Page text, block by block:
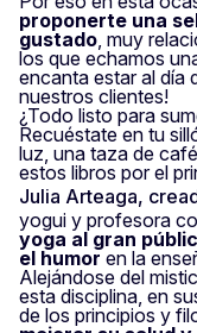
proponerte una
gustado, muy
los que echamos
encanta estar al día
nuestros clientes!
¿Todo listo para
Recuéstate en tu
luz, una taza de
estos libros por el
Julia Arteaga,
yogui y profesora
yoga al gran
el humor en la
Alejándose del
esta disciplina, en
de los principios y